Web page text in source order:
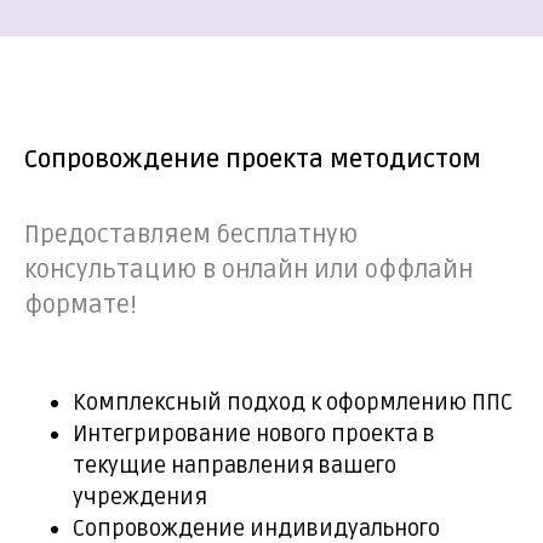
Сопровождение проекта методистом
Предоставляем бесплатную
консультацию в онлайн или оффлайн
формате!
Комплексный подход к оформлению ППС
Интегрирование нового проекта в
текущие направления вашего
учреждения
Сопровождение индивидуального